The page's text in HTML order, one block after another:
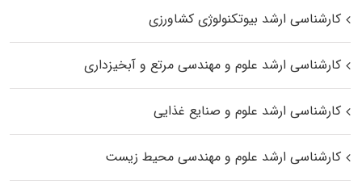
کارشناسی ارشد بیوتکنولوژی کشاورزی
کارشناسی ارشد علوم و مهندسی مرتع و آبخیزداری
کارشناسی ارشد علوم و صنایع غذایی
کارشناسی ارشد علوم و مهندسی محیط زیست